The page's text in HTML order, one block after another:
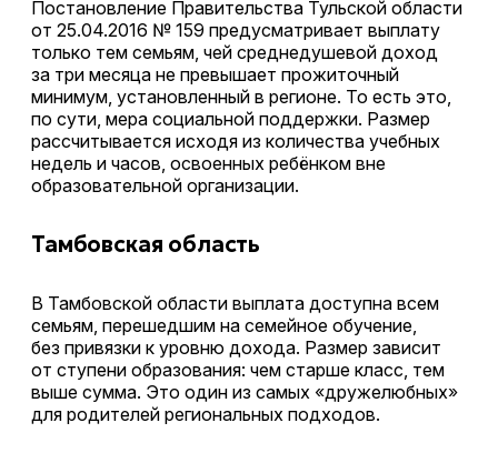
Постановление Правительства Тульской области
от 25.04.2016 № 159 предусматривает выплату
только тем семьям, чей среднедушевой доход
за три месяца не превышает прожиточный
минимум, установленный в регионе. То есть это,
по сути, мера социальной поддержки. Размер
рассчитывается исходя из количества учебных
недель и часов, освоенных ребёнком вне
образовательной организации.
Тамбовская область
В Тамбовской области выплата доступна всем
семьям, перешедшим на семейное обучение,
без привязки к уровню дохода. Размер зависит
от ступени образования: чем старше класс, тем
выше сумма. Это один из самых «дружелюбных»
для родителей региональных подходов.